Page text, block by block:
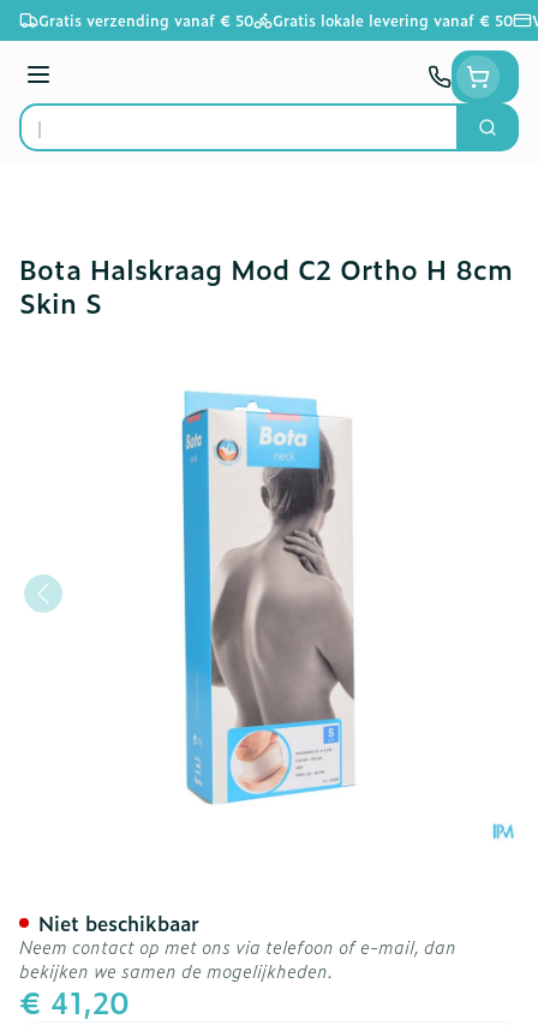
Ga naar de inhoud
Gratis verzending vanaf € 50 Gratis lokale levering vanaf € 50
Menu
Product, merk, categorie...
Zoek
Bota Halskraag Mod C2 Ortho H 8cm
Skin S
€ 41,20
Niet beschikbaar
Neem contact op met ons via telefoon of e-mail, dan
bekijken we samen de mogelijkheden.